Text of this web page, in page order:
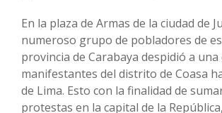
En la plaza de Armas de la ciudad de
numeroso grupo de pobladores de
provincia de Carabaya despidió a una
manifestantes del distrito de Coasa
de Lima. Esto con la finalidad de
protestas en la capital de la